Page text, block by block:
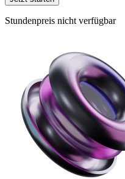
Stundenpreis nicht verfügbar